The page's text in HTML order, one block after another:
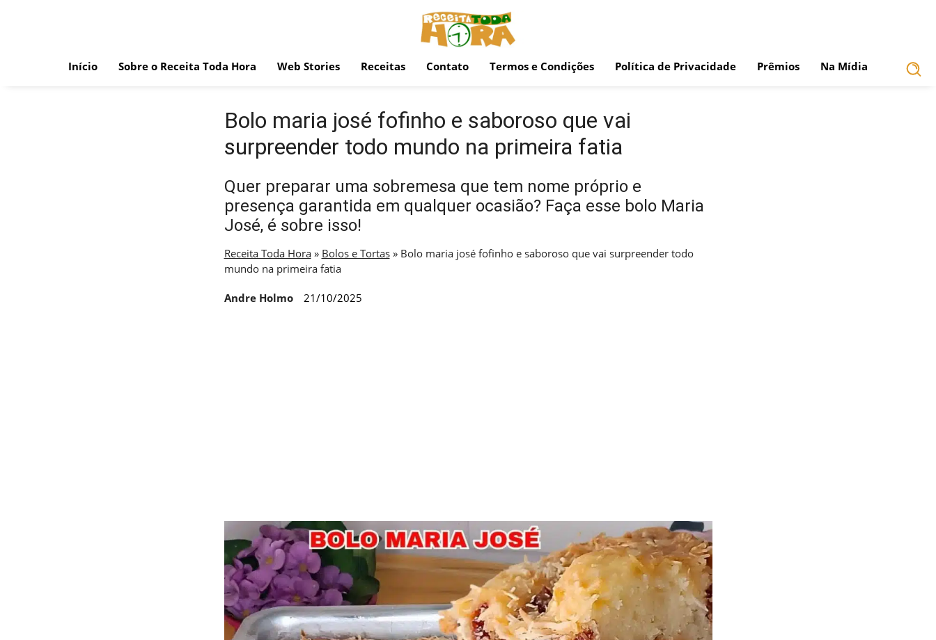
Início Sobre o Receita Toda Hora Web Stories Receitas Contato Termos e Condições Política de Privacidade Prêmios Na Mídia
Bolo maria josé fofinho e saboroso que vai
surpreender todo mundo na primeira fatia
Quer preparar uma sobremesa que tem nome próprio e
presença garantida em qualquer ocasião? Faça esse bolo Maria
José, é sobre isso!
Receita Toda Hora» Bolos e Tortas» Bolo maria josé fofinho e saboroso que vai surpreender todo
mundo na primeira fatia
Andre Holmo 21/10/2025